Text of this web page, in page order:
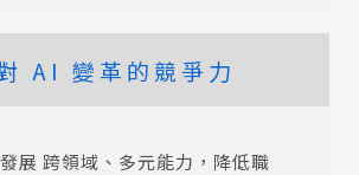
AI 變革的競爭力
展 跨領域、多元能力，降低職